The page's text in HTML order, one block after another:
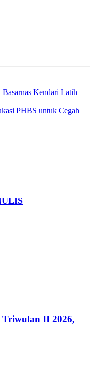
Kendari Latih
PHBS untuk Cegah
II 2026,